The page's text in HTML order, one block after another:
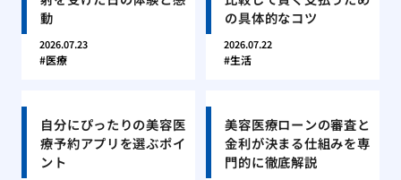
動
2026.07.23
医療
の具体的なコツ
2026.07.22
生活
自分にぴったりの美容医
療予約アプリを選ぶポイ
ント
美容医療ローンの審査と
金利が決まる仕組みを専
門的に徹底解説